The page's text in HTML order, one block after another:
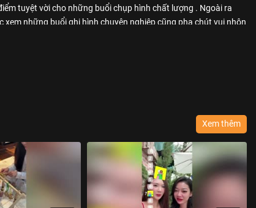
tuyệt vời cho những buổi chụp hình chất lượng . Ngoài ra
xem những buổi ghi hình chuyên nghiệp cũng pha chút vui nhộn
...
Xem thêm